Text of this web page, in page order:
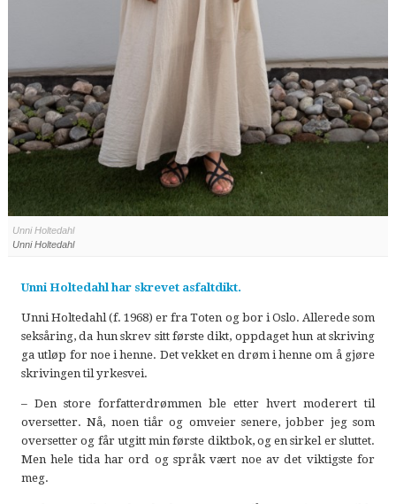
Unni Holtedahl
Unni Holtedahl
Unni Holtedahl har skrevet asfaltdikt.
Unni Holtedahl (f. 1968) er fra Toten og bor i Oslo. Allerede som
seksåring, da hun skrev sitt første dikt, oppdaget hun at skriving
ga utløp for noe i henne. Det vekket en drøm i henne om å gjøre
skrivingen til yrkesvei.
– Den store forfatterdrømmen ble etter hvert moderert til
oversetter. Nå, noen tiår og omveier senere, jobber jeg som
oversetter og får utgitt min første diktbok, og en sirkel er sluttet.
Men hele tida har ord og språk vært noe av det viktigste for
meg.